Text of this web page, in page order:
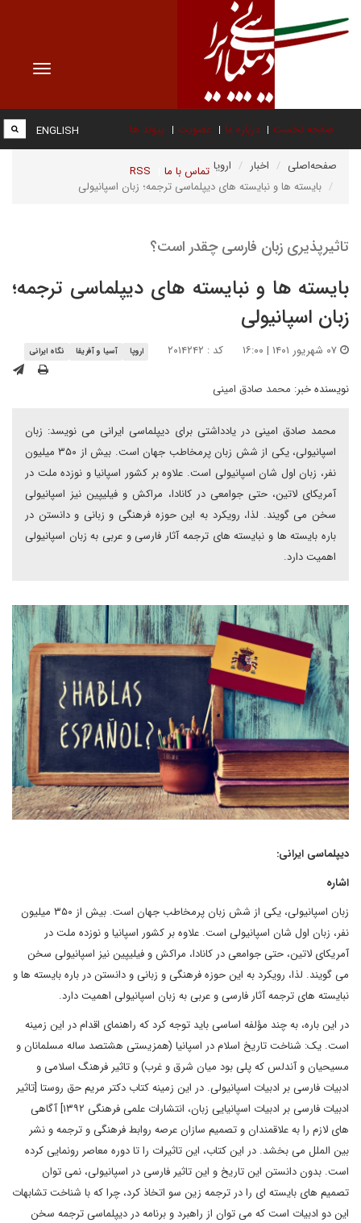
Toggle
صفحه نخست درباره ما عضویت پیوند ها
تماس با ما RSS
ENGLISH
صفحه‌اصلی اخبار
اروپا
بایسته ها و نبایسته های دیپلماسی ترجمه؛ زبان اسپانیولی
تاثیرپذیری زبان فارسی چقدر است؟
بایسته ها و نبایسته های دیپلماسی ترجمه؛
زبان اسپانیولی
کد : ۲۰۱۴۲۴۲ اروپا آسیا و آفریقا نگاه ایرانی
نویسنده خبر: محمد صادق امینی
محمد صادق امینی در یادداشتی برای دیپلماسی ایرانی می نویسد: زبان
اسپانیولی، یکی از شش زبان پرمخاطب جهان است. بیش از ۳۵۰ میلیون
نفر، زبان اول شان اسپانیولی است. علاوه بر کشور اسپانیا و نوزده ملت در
آمریکای لاتین، حتی جوامعی در کانادا، مراکش و فیلیپین نیز اسپانیولی
سخن می گویند. لذا، رویکرد به این حوزه فرهنگی و زبانی و دانستن در
باره بایسته ها و نبایسته های ترجمه آثار فارسی و عربی به زبان اسپانیولی
اهمیت دارد.
دیپلماسی ایرانی:
اشاره
زبان اسپانیولی، یکی از شش زبان پرمخاطب جهان است. بیش از ۳۵۰ میلیون
نفر، زبان اول شان اسپانیولی است. علاوه بر کشور اسپانیا و نوزده ملت در
آمریکای لاتین، حتی جوامعی در کانادا، مراکش و فیلیپین نیز اسپانیولی سخن
می گویند. لذا، رویکرد به این حوزه فرهنگی و زبانی و دانستن در باره بایسته ها و
نبایسته های ترجمه آثار فارسی و عربی به زبان اسپانیولی اهمیت دارد.
در این باره، به چند مؤلفه اساسی باید توجه کرد که راهنمای اقدام در این زمینه
است. یک: شناخت تاریخ اسلام در اسپانیا (همزیستی هشتصد ساله مسلمانان و
مسیحیان و آندلس که پلی بود میان شرق و غرب) و تاثیر فرهنگ اسلامی و
ادبیات فارسی بر ادبیات اسپانیولی. در این زمینه کتاب دکتر مریم حق روستا [تاثیر
ادبیات فارسی بر ادبیات اسپانیایی زبان، انتشارات علمی فرهنگی ۱۳۹۲] آگاهی
های لازم را به علاقمندان و تصمیم سازان عرصه روابط فرهنگی و ترجمه و نشر
بین الملل می بخشد. در این کتاب، این تاثیرات را تا دوره معاصر رونمایی کرده
است. بدون دانستن این تاریخ و این تاثیر فارسی در اسپانیولی، نمی توان
تصمیم های بایسته ای را در ترجمه زین سو اتخاذ کرد، چرا که با شناخت تشابهات
این دو ادبیات است که می توان از راهبرد و برنامه در دیپلماسی ترجمه سخن